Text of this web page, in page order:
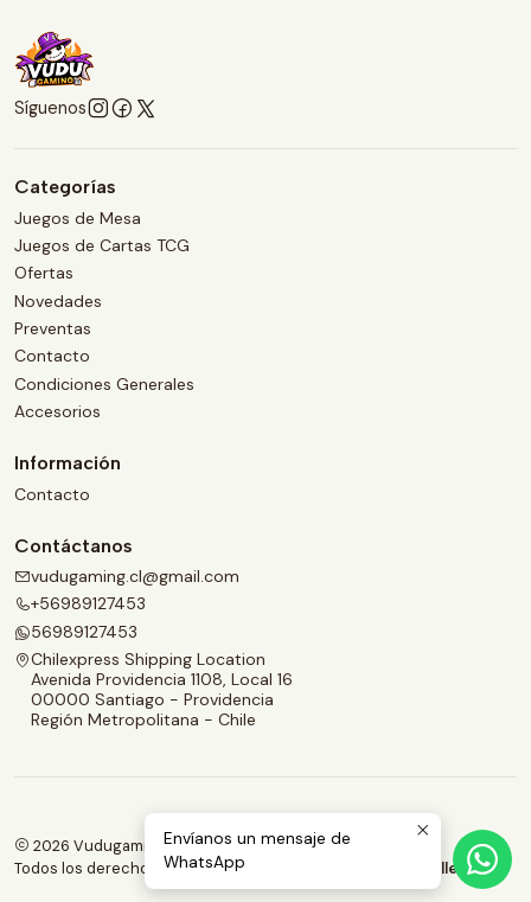
Síguenos
Categorías
Juegos de Mesa
Juegos de Cartas TCG
Ofertas
Novedades
Preventas
Contacto
Condiciones Generales
Accesorios
Información
Contacto
Contáctanos
vudugaming.cl@gmail.com
+56989127453
56989127453
Chilexpress Shipping Location
Avenida Providencia 1108, Local 16
00000 Santiago - Providencia
Región Metropolitana - Chile
2026 Vudugaming.
Todos los derechos reservados.
Desarrollado por Jumpseller
Envíanos un mensaje de
WhatsApp